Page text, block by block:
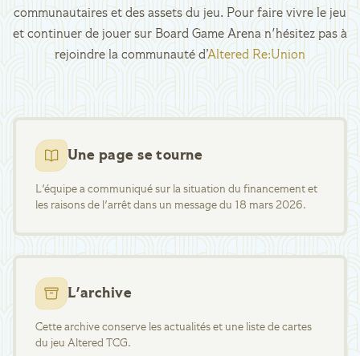
communautaires et des assets du jeu. Pour faire vivre le jeu
et continuer de jouer sur Board Game Arena n'hésitez pas à
rejoindre la communauté d’Altered Re:Union
Une page se tourne
L'équipe a communiqué sur la situation du financement et
les raisons de l'arrêt dans un message du 18 mars 2026.
L'archive
Cette archive conserve les actualités et une liste de cartes
du jeu Altered TCG.